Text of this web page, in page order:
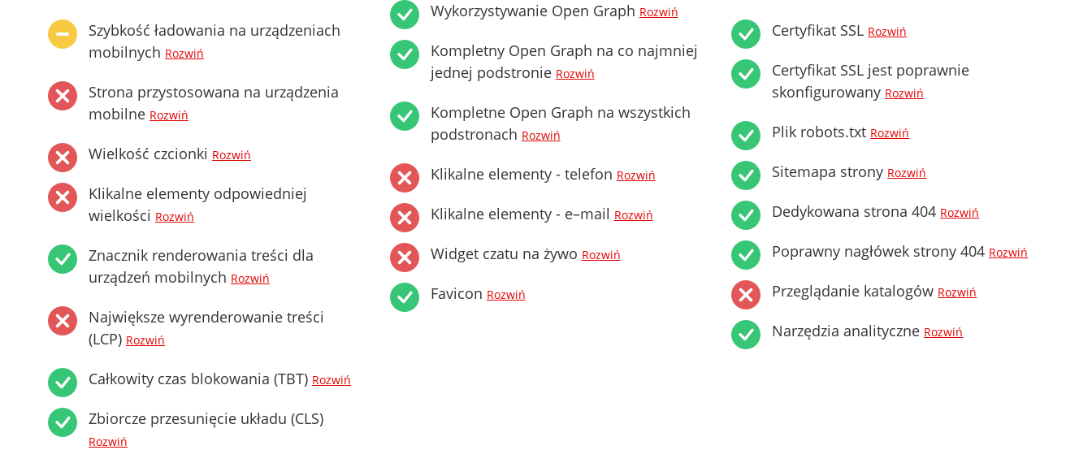
Szybkość ładowania na urządzeniach
mobilnych Rozwiń
Strona przystosowana na urządzenia
mobilne Rozwiń
Wielkość czcionki Rozwiń
Klikalne elementy odpowiedniej
wielkości Rozwiń
Znacznik renderowania treści dla
urządzeń mobilnych Rozwiń
Największe wyrenderowanie treści
(LCP) Rozwiń
Całkowity czas blokowania (TBT) Rozwiń
Zbiorcze przesunięcie układu (CLS)
Rozwiń
Wykorzystywanie Open Graph Rozwiń
Kompletny Open Graph na co najmniej
jednej podstronie Rozwiń
Kompletne Open Graph na wszystkich
podstronach Rozwiń
Klikalne elementy - telefon Rozwiń
Klikalne elementy - e–mail Rozwiń
Widget czatu na żywo Rozwiń
Favicon Rozwiń
Certyfikat SSL Rozwiń
Certyfikat SSL jest poprawnie
skonfigurowany Rozwiń
Plik robots.txt Rozwiń
Sitemapa strony Rozwiń
Dedykowana strona 404 Rozwiń
Poprawny nagłówek strony 404 Rozwiń
Przeglądanie katalogów Rozwiń
Narzędzia analityczne Rozwiń